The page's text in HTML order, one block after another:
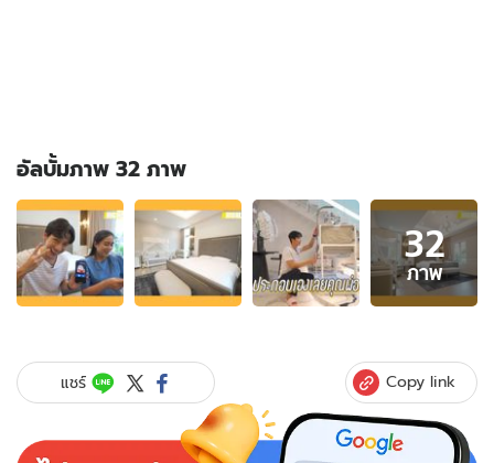
อัลบั้มภาพ 32 ภาพ
อัลบั้ม
ภาพ
32
ภาพ
ของ
ทำ
ไว้
แล้ว
32
ภาพ
แชร์ Copy link